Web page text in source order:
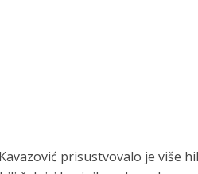
prisustvovalo je više